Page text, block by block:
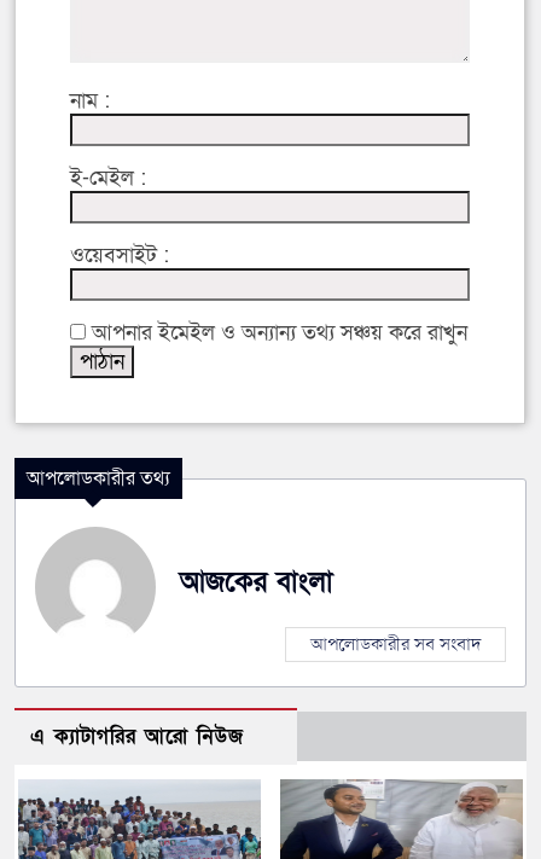
নাম :
ই-মেইল :
ওয়েবসাইট :
আপনার ইমেইল ও অন্যান্য তথ্য সঞ্চয় করে রাখুন
আপলোডকারীর তথ্য
আজকের বাংলা
আপলোডকারীর সব সংবাদ
এ ক্যাটাগরির আরো নিউজ